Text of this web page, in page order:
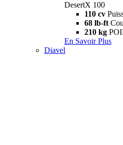
DesertX 100
110 cv
68 lb-ft
210 kg
En Savoir Plus
Diavel